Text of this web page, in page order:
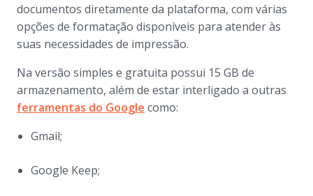
documentos diretamente da plataforma, com várias
opções de formatação disponíveis para atender às
suas necessidades de impressão.
Na versão simples e gratuita possui 15 GB de
armazenamento, além de estar interligado a outras
ferramentas do Google como:
Gmail;
Google Keep;